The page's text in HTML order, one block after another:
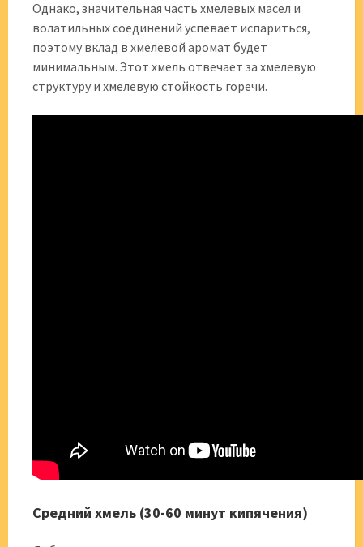
Однако, значительная часть хмелевых масел и
волатильных соединений успевает испариться,
поэтому вклад в хмелевой аромат будет
минимальным. Этот хмель отвечает за хмелевую
структуру и хмелевую стойкость горечи.
Средний хмель (30-60 минут кипячения)